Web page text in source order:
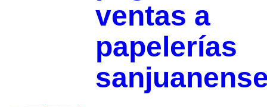
ventas a
papelerías